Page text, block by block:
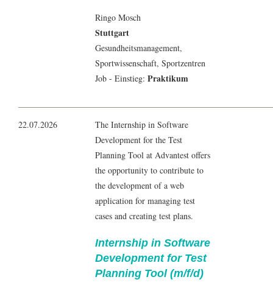
Ringo Mosch
Stuttgart
Gesundheitsmanagement,
Sportwissenschaft, Sportzentren
Job - Einstieg: Praktikum
22.07.2026
The Internship in Software
Development for the Test
Planning Tool at Advantest offers
the opportunity to contribute to
the development of a web
application for managing test
cases and creating test plans.
Internship in Software
Development for Test
Planning Tool (m/f/d)